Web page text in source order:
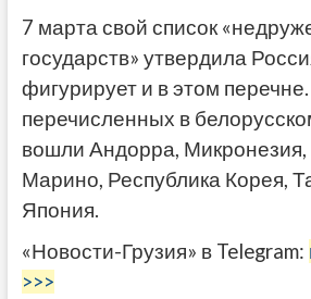
7 марта свой список
государств» утвердила
фигурирует и в этом
перечисленных в
вошли Андорра,
Марино, Республика Корея,
Япония.
«Новости-Грузия» в Telegram:
>>>